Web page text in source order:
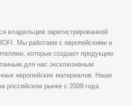
владельцем зарегистрированной
Мы работаем с европейскими и
которые создают продукцию
для нас эксклюзивным
европейских материалов. Наши
российском рынке с 2009 года.